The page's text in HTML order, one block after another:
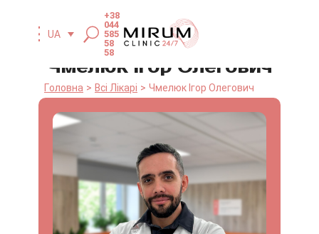
UA
+38
044
585
58
58
Чмелюк Ігор Олегович
Головна Всі Лікарі Чмелюк Ігор Олегович